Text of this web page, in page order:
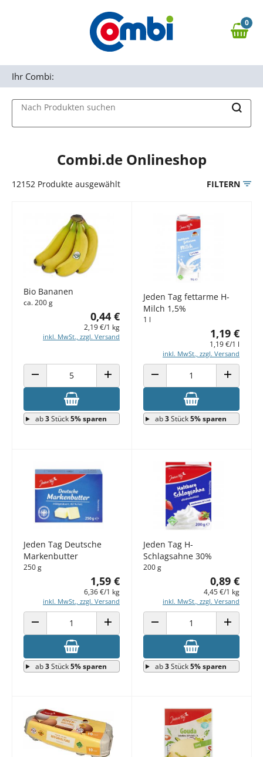
Zur Navigation springen
0,00 €
0
Nach Produkten suchen
Ihr Combi:
Combi.de Onlineshop
12152 Produkte ausgewählt FILTERN
Bio Bananen
ca. 200 g
0,44 €
2,19 €/1 kg
inkl. MwSt., zzgl. Versand
ANZAHL VERRINGERN ANZAHL ERHÖHEN
ab3Stück5% sparen
Jeden Tag fettarme H-
Milch 1,5%
1 l
1,19 €
1,19 €/1 l
inkl. MwSt., zzgl. Versand
ANZAHL VERRINGERN ANZAHL
ab3Stück5% sparen
Jeden Tag Deutsche
Markenbutter
250 g
1,59 €
6,36 €/1 kg
inkl. MwSt., zzgl. Versand
ANZAHL VERRINGERN ANZAHL ERHÖHEN
ab3Stück5% sparen
Jeden Tag H-
Schlagsahne 30%
200 g
0,89 €
4,45 €/1 kg
inkl. MwSt., zzgl. Versand
ANZAHL VERRINGERN ANZAHL
ab3Stück5% sparen